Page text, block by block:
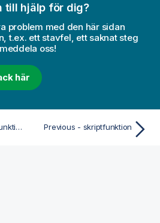
till hjälp för dig?
problem med den här sidan
t.ex. ett stavfel, ett saknat steg
oss!
här
NoOfRows - diagramfunktion Previous - skriptfunktion